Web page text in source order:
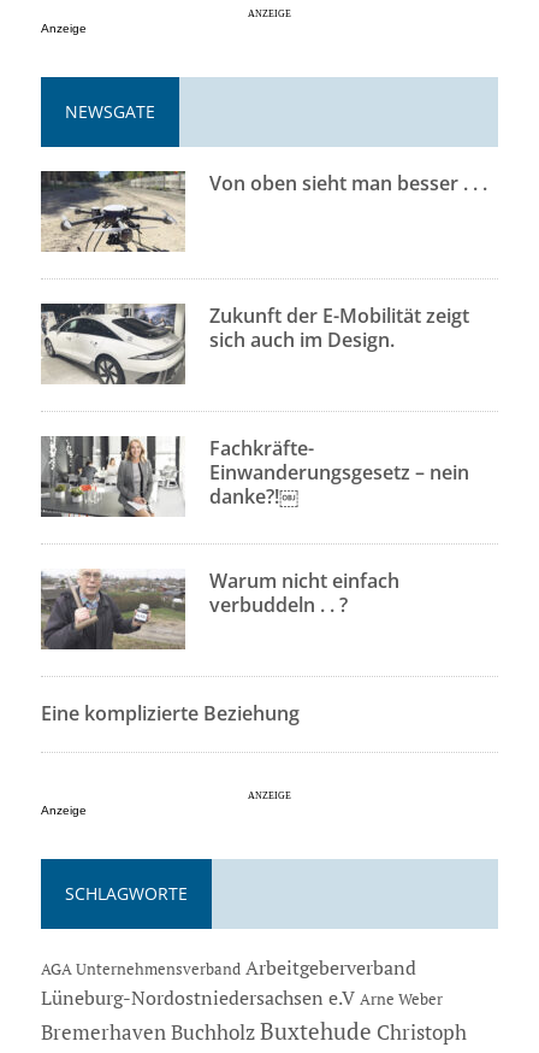
Anzeige
NEWSGATE
Von oben sieht man besser . . .
Zukunft der E-Mobilität zeigt
sich auch im Design.
Fachkräfte-
Einwanderungsgesetz – nein
danke?!￼
Warum nicht einfach
verbuddeln . . ?
Eine komplizierte Beziehung
Anzeige
SCHLAGWORTE
AGA Unternehmensverband Arbeitgeberverband
Lüneburg-Nordostniedersachsen e.V Arne Weber
Bremerhaven Buchholz Buxtehude Christoph